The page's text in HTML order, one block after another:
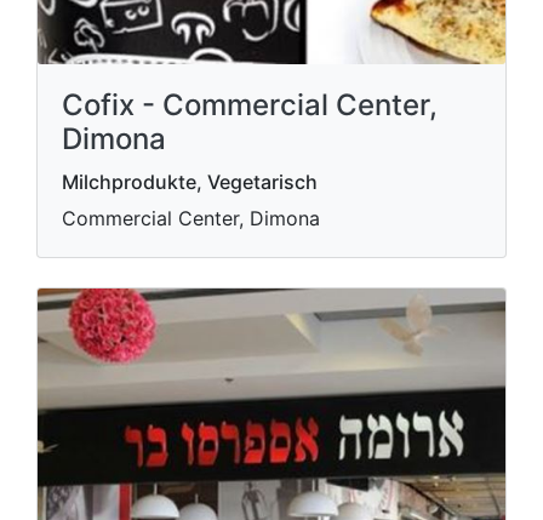
Cofix - Commercial Center,
Dimona
Milchprodukte, Vegetarisch
Commercial Center, Dimona